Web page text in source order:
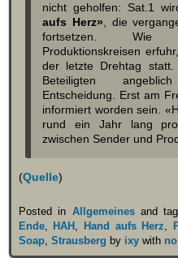
nicht geholfen: Sat.1
aufs Herz», die
fortsetzen. Wie
Produktionskreisen
der letzte Drehtag
Beteiligten
Entscheidung. Erst am
informiert worden sein.
rund ein Jahr lang
zwischen Sender und
(Quelle)
Posted in Allgemeinesand
Ende, HAH , Hand aufs Herz,
Soap, Strausberg by ixywith